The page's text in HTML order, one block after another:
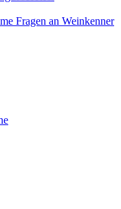
Fragen an Weinkenner